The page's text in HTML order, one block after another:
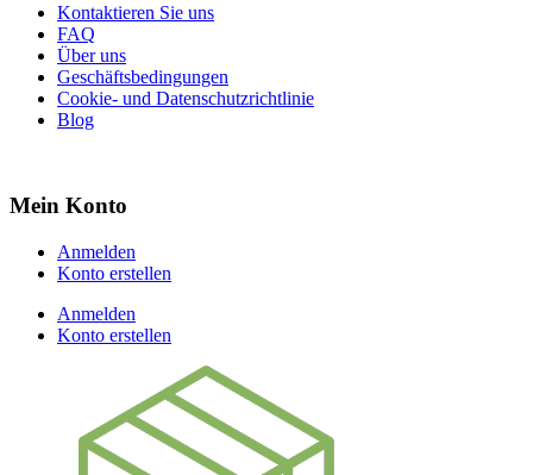
Kontaktieren Sie uns
FAQ
Über uns
Geschäftsbedingungen
Cookie- und Datenschutzrichtlinie
Blog
Mein Konto
Anmelden
Konto erstellen
Anmelden
Konto erstellen